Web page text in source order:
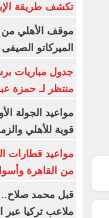
تكشف طريقة
موقف الأهلي من
الميركاتو الصيفى
جدول مباريات
منتظر لـ حمزة
مواعيد الجولة
قوية للأهلي
من القاهرة
قبل محمد
ملاعب تركيا عبر